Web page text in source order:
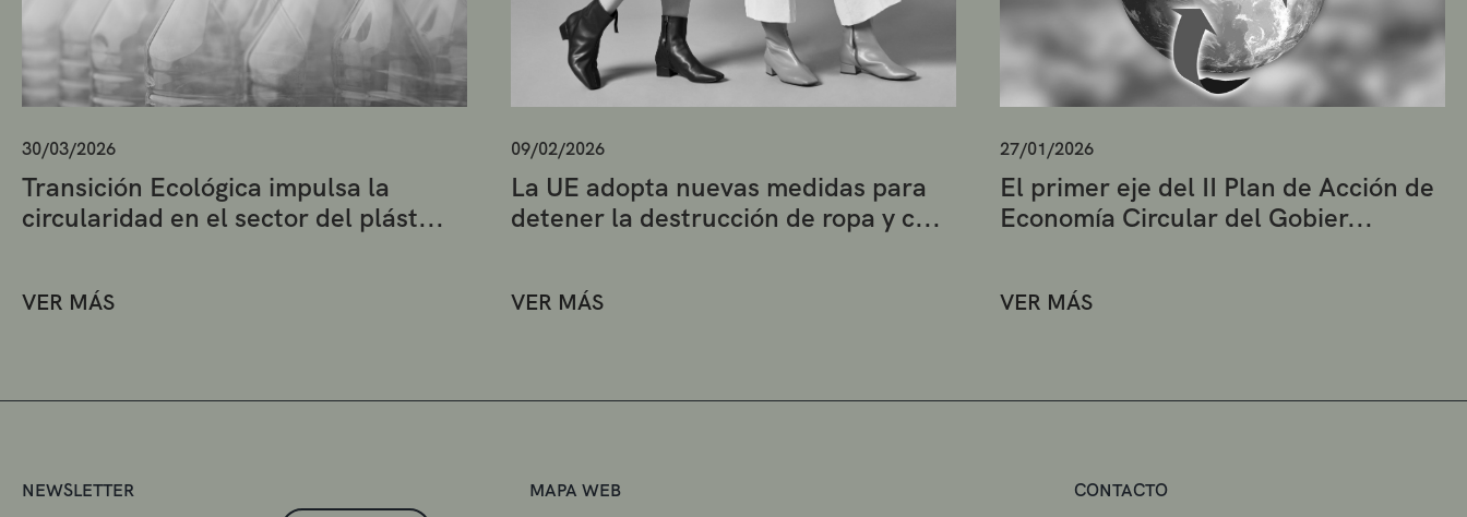
30/03/2026
Transición Ecológica impulsa la
circularidad en el sector del plást...
VER MÁS
09/02/2026
La UE adopta nuevas medidas para
detener la destrucción de ropa y c...
VER MÁS
27/01/2026
El primer eje del II Plan de Acción de
Economía Circular del Gobier...
VER MÁS
NEWSLETTER
MAPA WEB
CONTACTO